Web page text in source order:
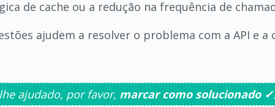
de cache ou a redução na frequência de
ajudem a resolver o problema com a API e
ajudado, por favor, marcar como solucionado ✓.